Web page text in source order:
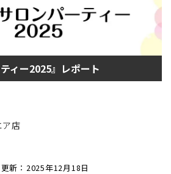
ィー2025』レポート
ア店
更新：2025年12月18日